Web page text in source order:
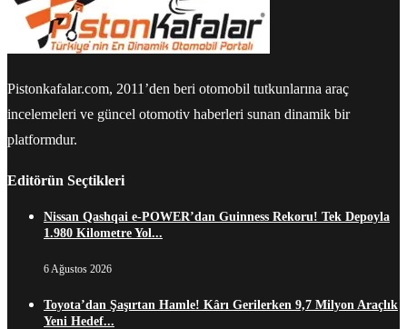
Pistonkafalar.com, 2011’den beri otomobil tutkunlarına araç
incelemeleri ve güncel otomotiv haberleri sunan dinamik bir
platformdur.
Editörün Seçtikleri
Nissan Qashqai e-POWER’dan Guinness Rekoru! Tek Depoyla
1.980 Kilometre Yol...
6 Ağustos 2026
Toyota’dan Şaşırtan Hamle! Kârı Gerilerken 9,7 Milyon Araçlık
Yeni Hedef...